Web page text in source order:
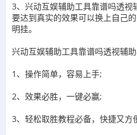
3、 兴动互娱辅助工具靠谱吗透视
要达到真实的效果可以换上自己的
明挂。
兴动互娱辅助工具靠谱吗透视辅
1、操作简单，容易上手;
2、效果必胜，一键必赢;
3、轻松取胜教程必备，快捷又方